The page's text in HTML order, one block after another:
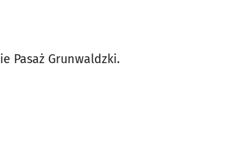
Pasaż Grunwaldzki.